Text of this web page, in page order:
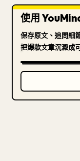
使用
保存原文、追問細
把爆款文章沉澱成